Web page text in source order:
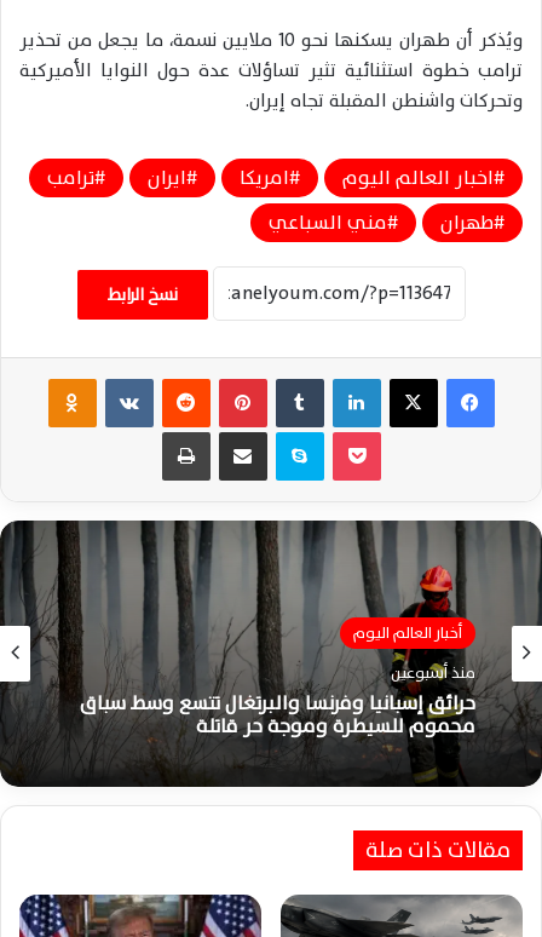
ويُذكر أن طهران يسكنها نحو 10 ملايين نسمة، ما يجعل من تحذير
ترامب خطوة استثنائية تثير تساؤلات عدة حول النوايا الأميركية
وتحركات واشنطن المقبلة تجاه إيران.
اخبار العالم اليوم امريكا ايران
ترامب
طهران
مني السباعي
نسخ الرابط
فيسبوك ‫X لينكدإن بينتيريست ‏VKontakte
سكايب مشاركة عبر البريد طباعة
أخبار العالم اليوم
منذ أسبوعين
حرائق إسبانيا وفرنسا والبرتغال تتسع وسط سباق
محموم للسيطرة وموجة حر قاتلة
مقالات ذات صلة